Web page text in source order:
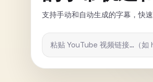
支持手动和自动生成的字幕，快